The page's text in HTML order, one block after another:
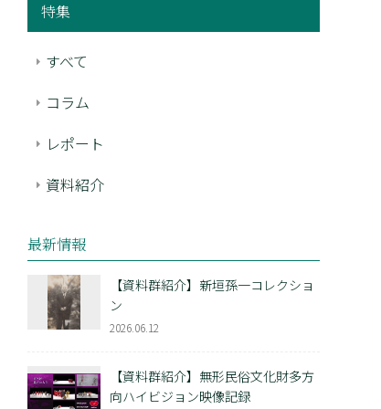
特集
すべて
コラム
レポート
資料紹介
最新情報
【資料群紹介】新垣孫一コレクショ
ン
2026.06.12
【資料群紹介】無形民俗文化財多方
向ハイビジョン映像記録